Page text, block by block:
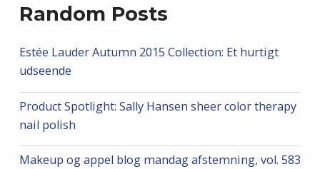
Random Posts
Estée Lauder Autumn 2015 Collection: Et hurtigt
udseende
Product Spotlight: Sally Hansen sheer color therapy
nail polish
Makeup og appel blog mandag afstemning, vol. 583